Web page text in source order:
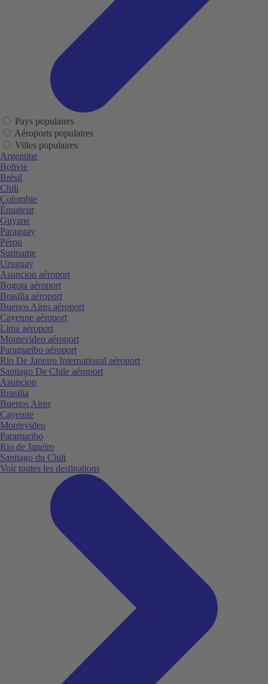
Pays populaires
Aéroports populaires
Villes populaires
Argentine
Bolivie
Brésil
Chili
Colombie
Équateur
Guyane
Paraguay
Pérou
Suriname
Uruguay
Asuncion aéroport
Bogota aéroport
Brasilia aéroport
Buenos Aires aéroport
Cayenne aéroport
Lima aéroport
Montevideo aéroport
Paramaribo aéroport
Rio De Janeiro International aéroport
Santiago De Chile aéroport
Asuncion
Brasilia
Buenos Aires
Cayenne
Montevideo
Paramaribo
Rio de Janeiro
Santiago du Chili
Voir toutes les destinations